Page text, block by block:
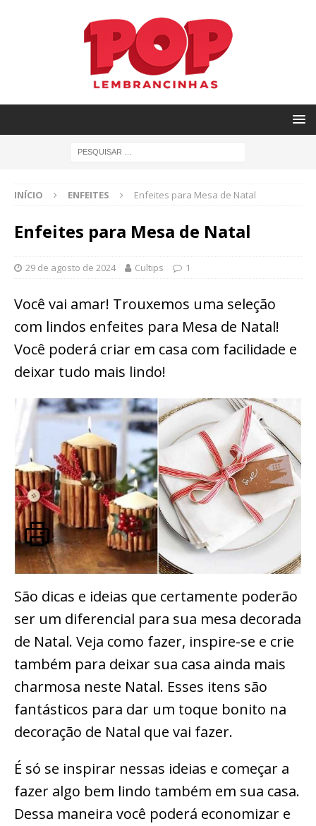
INÍCIO ENFEITES Enfeites para Mesa de Natal
Enfeites para Mesa de Natal
29 de agosto de 2024 Cultips 1
Você vai amar! Trouxemos uma seleção
com lindos enfeites para Mesa de Natal!
Você poderá criar em casa com facilidade e
deixar tudo mais lindo!
São dicas e ideias que certamente poderão
ser um diferencial para sua mesa decorada
de Natal. Veja como fazer, inspire-se e crie
também para deixar sua casa ainda mais
charmosa neste Natal. Esses itens são
fantásticos para dar um toque bonito na
decoração de Natal que vai fazer.
É só se inspirar nessas ideias e começar a
fazer algo bem lindo também em sua casa.
Dessa maneira você poderá economizar e